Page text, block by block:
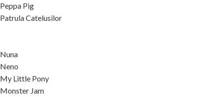
Peppa Pig
Patrula Catelusilor
Nuna
Neno
My Little Pony
Monster Jam